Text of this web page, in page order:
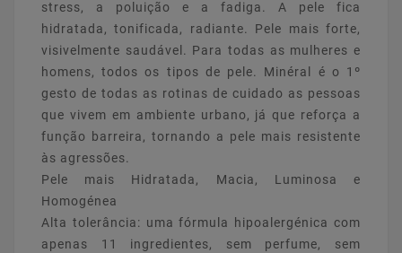
stress, a poluição e a fadiga. A pele fica
hidratada, tonificada, radiante. Pele mais forte,
visivelmente saudável. Para todas as mulheres e
homens, todos os tipos de pele. Minéral é o 1º
gesto de todas as rotinas de cuidado as pessoas
que vivem em ambiente urbano, já que reforça a
função barreira, tornando a pele mais resistente
às agressões.
Pele mais Hidratada, Macia, Luminosa e
Homogénea
Alta tolerância: uma fórmula hipoalergénica com
apenas 11 ingredientes, sem perfume, sem